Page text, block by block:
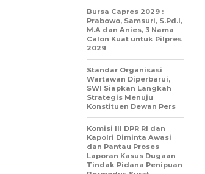
Bursa Capres 2029 :
Prabowo, Samsuri, S.Pd.I,
M.A dan Anies, 3 Nama
Calon Kuat untuk Pilpres
2029
Standar Organisasi
Wartawan Diperbarui,
SWI Siapkan Langkah
Strategis Menuju
Konstituen Dewan Pers
Komisi III DPR RI dan
Kapolri Diminta Awasi
dan Pantau Proses
Laporan Kasus Dugaan
Tindak Pidana Penipuan